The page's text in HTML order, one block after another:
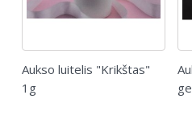
Aukso luitelis "Krikštas"
1g